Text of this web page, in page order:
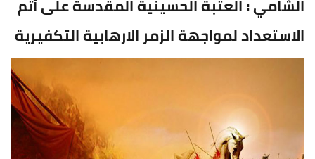
الشامي : العتبة الحسينية المقدسة على أتم
الاستعداد لمواجهة الزمر الارهابية التكفيرية